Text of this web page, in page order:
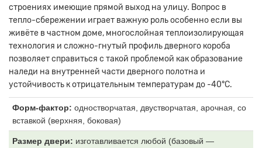
строениях имеющие прямой выход на улицу. Вопрос в
тепло-сбережении играет важную роль особенно если вы
живёте в частном доме, многослойная теплоизолирующая
технология и сложно-гнутый профиль дверного короба
позволяет справиться с такой проблемой как образование
наледи на внутренней части дверного полотна и
устойчивость к отрицательным температурам до -40°С.
Форм-фактор: одностворчатая, двустворчатая, арочная, со
вставкой (верхняя, боковая)
Размер двери: изготавливается любой (базовый —